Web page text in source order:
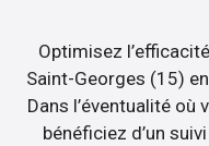
Optimisez
Saint-Georges (15)
Dans l’éventualité
bénéficiez d’un